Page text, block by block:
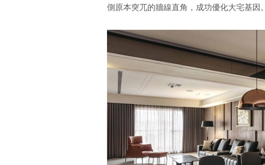
側原本突兀的牆線直角，成功優化大宅基因。